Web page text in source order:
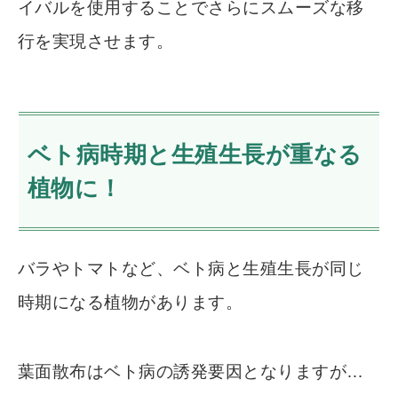
イバルを使用することでさらにスムーズな移
行を実現させます。
ベト病時期と生殖生長が重なる
植物に！
バラやトマトなど、ベト病と生殖生長が同じ
時期になる植物があります。
葉面散布はベト病の誘発要因となりますが…